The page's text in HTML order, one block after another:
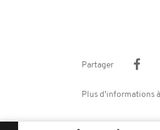
Partager
Plus d'informations